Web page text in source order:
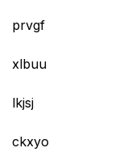
prvgf
xlbuu
lkjsj
ckxyo